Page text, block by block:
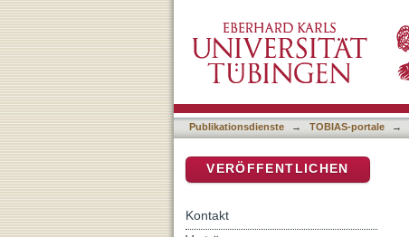
Publikationsdienste → TOBIAS-portale →
VERÖFFENTLICHEN
Kontakt